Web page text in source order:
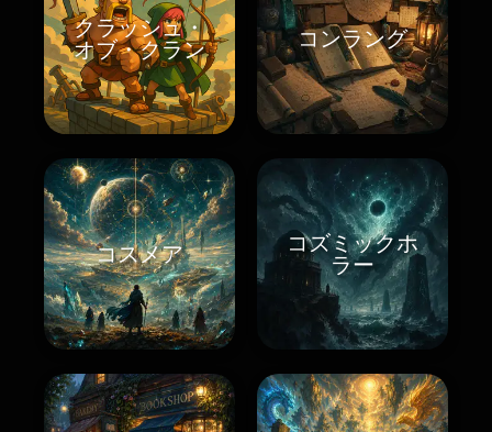
クラッシュ・
オブ・クラン
コンラング
コスメア
コズミックホ
ラー